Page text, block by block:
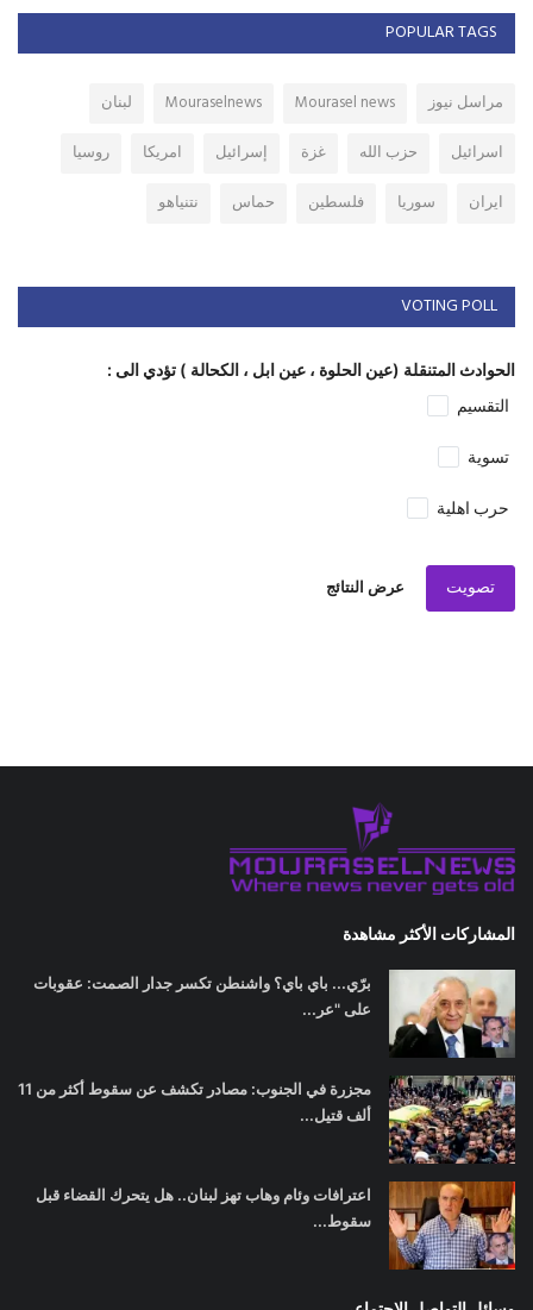
POPULAR TAGS
مراسل نيوز Mourasel news
Mouraselnews
لبنان
اسرائيل
حزب الله غزة إسرائيل امريكا
روسيا
ايران
سوريا فلسطين حماس نتنياهو
VOTING POLL
الحوادث المتنقلة (عين الحلوة ، عين ابل ، الكحالة ) تؤدي الى :
التقسيم
تسوية
حرب اهلية
تصويت عرض النتائج
المشاركات الأكثر مشاهدة
برّي... باي باي؟ واشنطن تكسر جدار الصمت: عقوبات
على "عر...
مجزرة في الجنوب: مصادر تكشف عن سقوط أكثر من 11
ألف قتيل...
اعترافات وئام وهاب تهز لبنان.. هل يتحرك القضاء قبل
سقوط...